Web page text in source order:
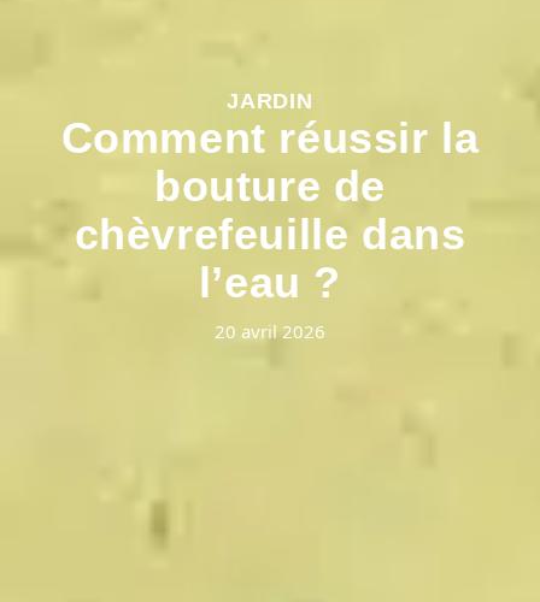
JARDIN
Comment réussir la
bouture de
chèvrefeuille dans
l’eau ?
20 avril 2026